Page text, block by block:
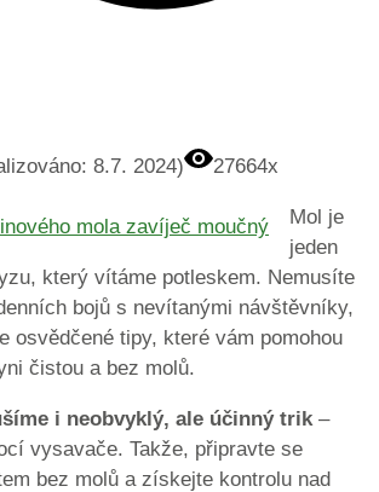
8.7. 2024) 27664x
Mol je
jeden
který vítáme potleskem. Nemusíte
bojů s nevítanými návštěvníky,
osvědčené tipy, které vám pomohou
čistou a bez molů.
i neobvyklý, ale účinný trik –
vysavače. Takže, připravte se
bez molů a získejte kontrolu nad